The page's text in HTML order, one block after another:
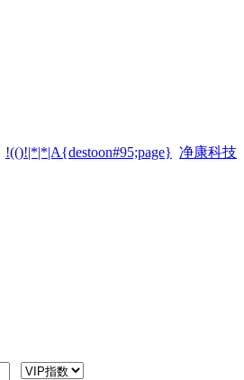
!(()!|*|*|A{destoon#95;page} 净康科技